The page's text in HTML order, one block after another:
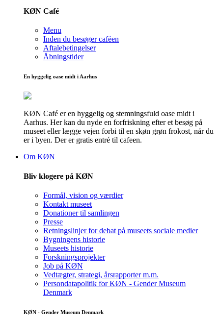
KØN Café
Menu
Inden du besøger caféen
Aftalebetingelser
Åbningstider
En hyggelig oase midt i Aarhus
KØN Café er en hyggelig og stemningsfuld oase midt i
Aarhus. Her kan du nyde en forfriskning efter et besøg på
museet eller lægge vejen forbi til en skøn grøn frokost, når du
er i byen. Der er gratis entré til cafeen.
Om KØN
Bliv klogere på KØN
Formål, vision og værdier
Kontakt museet
Donationer til samlingen
Presse
Retningslinjer for debat på museets sociale medier
Bygningens historie
Museets historie
Forskningsprojekter
Job på KØN
Vedtægter, strategi, årsrapporter m.m.
Persondatapolitik for KØN - Gender Museum
Denmark
KØN - Gender Museum Denmark